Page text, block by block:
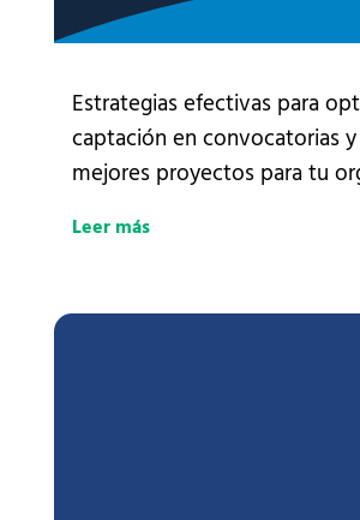
Estrategias efectivas para
captación en convocatorias
mejores proyectos para tu
Leer más